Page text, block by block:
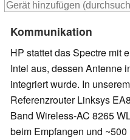
Kommunikation
HP stattet das Spectre mit
Intel aus, dessen Antenne
integriert wurde. In
Referenzrouter Linksys
Band Wireless-AC 8265
beim Empfangen und